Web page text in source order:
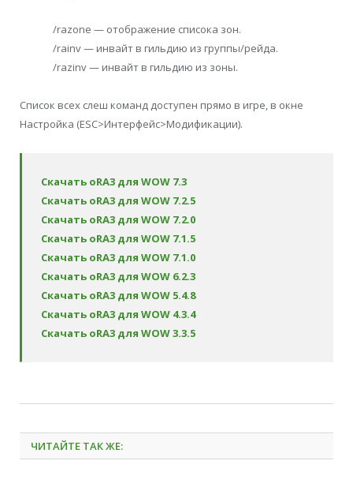
/razone — отображение списока зон.
/rainv — инвайт в гильдию из группы/рейда.
/razinv — инвайт в гильдию из зоны.
Список всех слеш команд доступен прямо в игре, в окне
Настройка (ESC>Интерфейс>Модификации).
Скачать oRA3 для WOW 7.3
Скачать oRA3 для WOW 7.2.5
Скачать oRA3 для WOW 7.2.0
Скачать oRA3 для WOW 7.1.5
Скачать oRA3 для WOW 7.1.0
Скачать oRA3 для WOW 6.2.3
Скачать oRA3 для WOW 5.4.8
Скачать oRA3 для WOW 4.3.4
Скачать oRA3 для WOW 3.3.5
ЧИТАЙТЕ ТАК ЖЕ: